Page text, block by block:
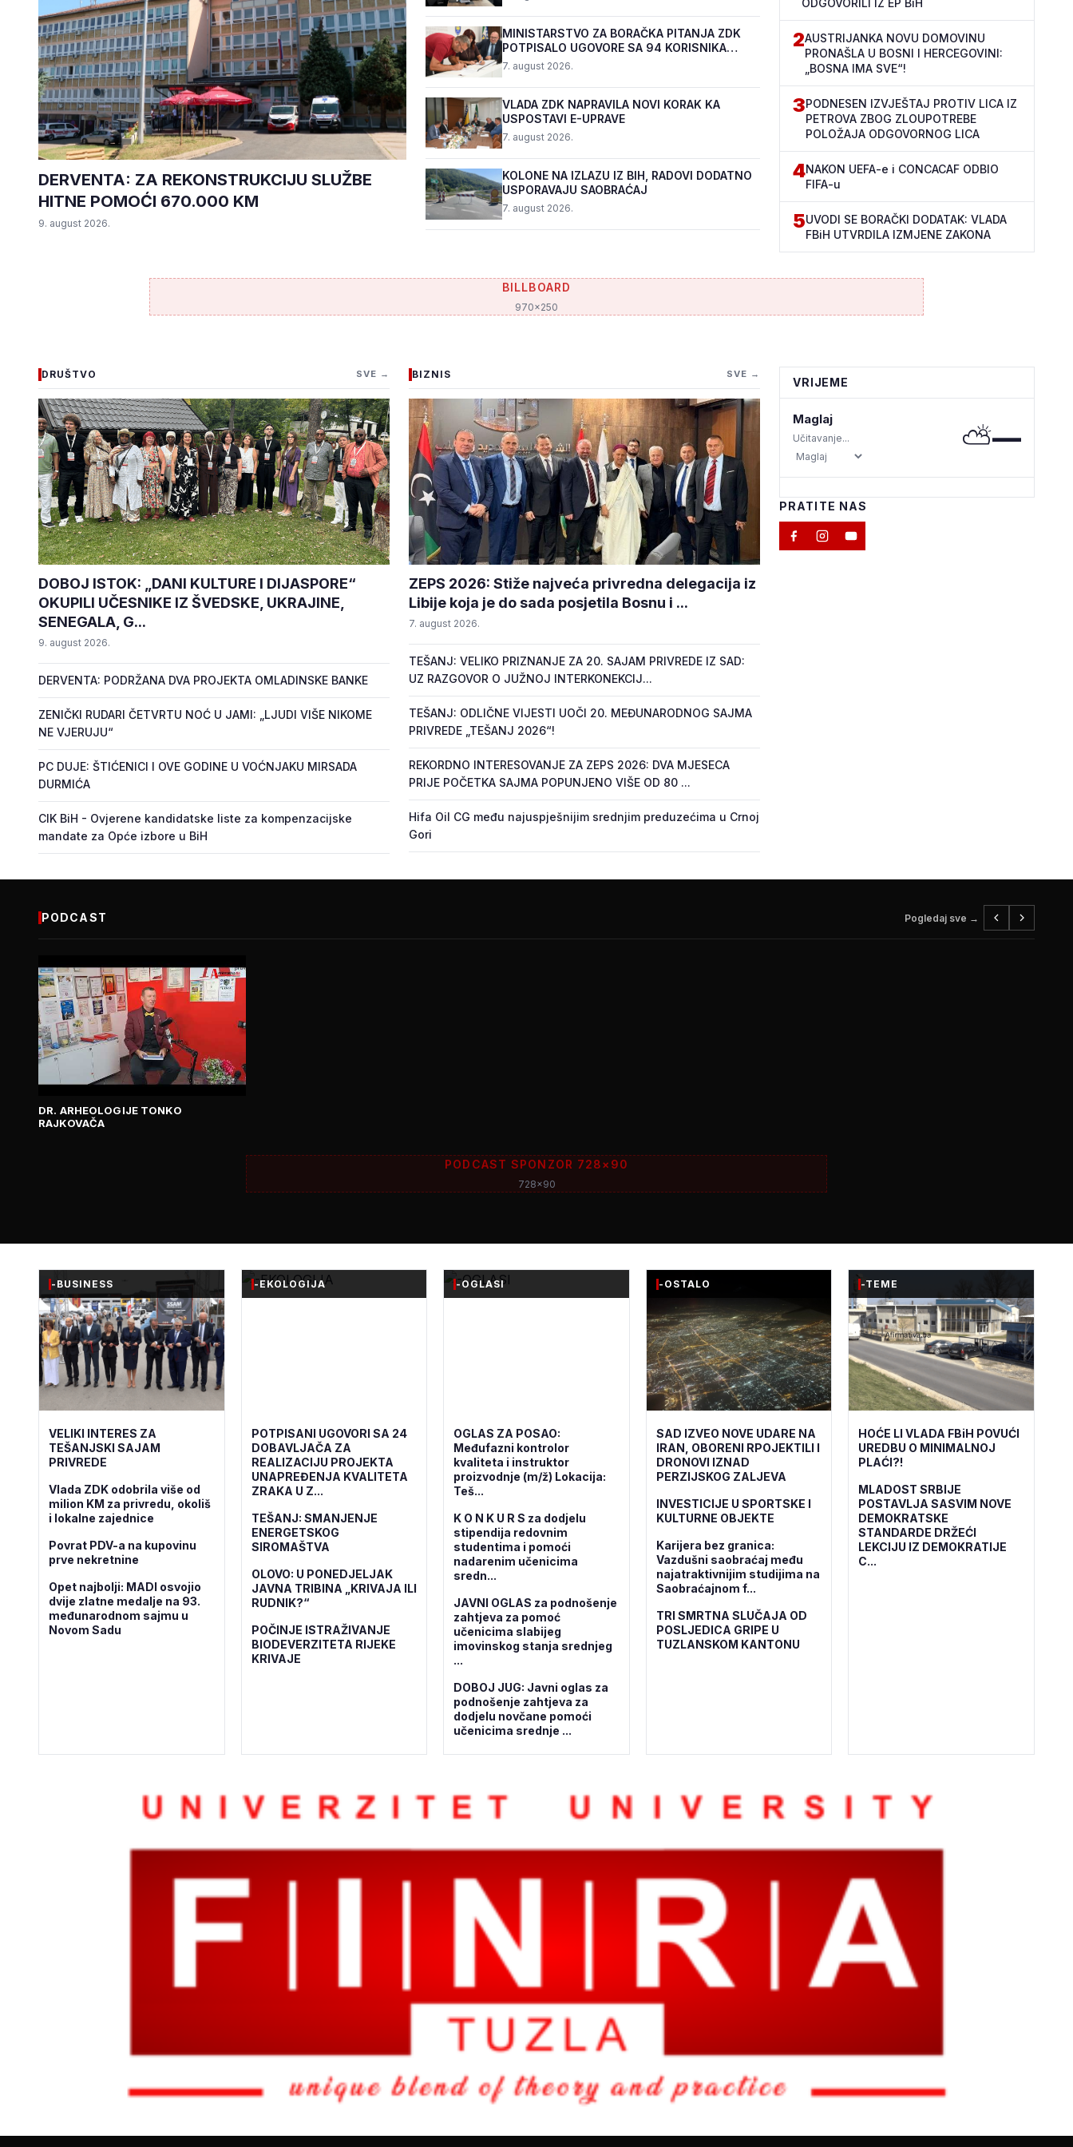
DERVENTA: ZA REKONSTRUKCIJU SLUŽBE
HITNE POMOĆI 670.000 KM
9. august 2026.
MINISTARSTVO ZA BORAČKA PITANJA ZDK
POTPISALO UGOVORE SA 94 KORISNIKA
PROGRAMA "BIZNIS PL...
7. august 2026.
VLADA ZDK NAPRAVILA NOVI KORAK KA
USPOSTAVI E-UPRAVE
7. august 2026.
KOLONE NA IZLAZU IZ BIH, RADOVI DODATNO
USPORAVAJU SAOBRAĆAJ
7. august 2026.
ODGOVORILI IZ EP BiH
2AUSTRIJANKA NOVU DOMOVINU
PRONAŠLA U BOSNI I HERCEGOVINI:
„BOSNA IMA SVE“!
3PODNESEN IZVJEŠTAJ PROTIV LICA IZ
PETROVA ZBOG ZLOUPOTREBE
POLOŽAJA ODGOVORNOG LICA
4NAKON UEFA-e i CONCACAF ODBIO
FIFA-u
5UVODI SE BORAČKI DODATAK: VLADA
FBiH UTVRDILA IZMJENE ZAKONA
BILLBOARD
970x250
DRUŠTVO SVE →
DOBOJ ISTOK: „DANI KULTURE I DIJASPORE“
OKUPILI UČESNIKE IZ ŠVEDSKE, UKRAJINE,
SENEGALA, G...
9. august 2026.
DERVENTA: PODRŽANA DVA PROJEKTA OMLADINSKE BANKE
ZENIČKI RUDARI ČETVRTU NOĆ U JAMI: „LJUDI VIŠE NIKOME
NE VJERUJU“
PC DUJE: ŠTIĆENICI I OVE GODINE U VOĆNJAKU MIRSADA
DURMIĆA
CIK BiH - Ovjerene kandidatske liste za kompenzacijske
mandate za Opće izbore u BiH
BIZNIS SVE →
ZEPS 2026: Stiže najveća privredna delegacija iz
Libije koja je do sada posjetila Bosnu i ...
7. august 2026.
TEŠANJ: VELIKO PRIZNANJE ZA 20. SAJAM PRIVREDE IZ SAD:
UZ RAZGOVOR O JUŽNOJ INTERKONEKCIJ...
TEŠANJ: ODLIČNE VIJESTI UOČI 20. MEĐUNARODNOG SAJMA
PRIVREDE „TEŠANJ 2026“!
REKORDNO INTERESOVANJE ZA ZEPS 2026: DVA MJESECA
PRIJE POČETKA SAJMA POPUNJENO VIŠE OD 80 ...
Hifa Oil CG među najuspješnijim srednjim preduzećima u Crnoj
Gori
VRIJEME
Maglaj
Učitavanje... ⛅—
PRATITE NAS
PODCAST Pogledaj sve →
DR. ARHEOLOGIJE TONKO
RAJKOVAČA
PODCAST SPONZOR 728×90
728x90
-BUSINESS
VELIKI INTERES ZA
TEŠANJSKI SAJAM
PRIVREDE
Vlada ZDK odobrila više od
milion KM za privredu, okoliš
i lokalne zajednice
Povrat PDV-a na kupovinu
prve nekretnine
Opet najbolji: MADI osvojio
dvije zlatne medalje na 93.
međunarodnom sajmu u
Novom Sadu
-EKOLOGIJA
POTPISANI UGOVORI SA 24
DOBAVLJAČA ZA
REALIZACIJU PROJEKTA
UNAPREĐENJA KVALITETA
ZRAKA U Z...
TEŠANJ: SMANJENJE
ENERGETSKOG
SIROMAŠTVA
OLOVO: U PONEDJELJAK
JAVNA TRIBINA „KRIVAJA ILI
RUDNIK?“
POČINJE ISTRAŽIVANJE
BIODEVERZITETA RIJEKE
KRIVAJE
-OGLASI
OGLAS ZA POSAO:
Međufazni kontrolor
kvaliteta i instruktor
proizvodnje (m/ž) Lokacija:
Teš...
K O N K U R S za dodjelu
stipendija redovnim
studentima i pomoći
nadarenim učenicima
sredn...
JAVNI OGLAS za podnošenje
zahtjeva za pomoć
učenicima slabijeg
imovinskog stanja srednjeg
...
DOBOJ JUG: Javni oglas za
podnošenje zahtjeva za
dodjelu novčane pomoći
učenicima srednje ...
-OSTALO
SAD IZVEO NOVE UDARE NA
IRAN, OBORENI RPOJEKTILI I
DRONOVI IZNAD
PERZIJSKOG ZALJEVA
INVESTICIJE U SPORTSKE I
KULTURNE OBJEKTE
Karijera bez granica:
Vazdušni saobraćaj među
najatraktivnijim studijima na
Saobraćajnom f...
TRI SMRTNA SLUČAJA OD
POSLJEDICA GRIPE U
TUZLANSKOM KANTONU
-TEME
HOĆE LI VLADA FBiH POVUĆI
UREDBU O MINIMALNOJ
PLAĆI?!
MLADOST SRBIJE
POSTAVLJA SASVIM NOVE
DEMOKRATSKE
STANDARDE DRŽEĆI
LEKCIJU IZ DEMOKRATIJE
C...